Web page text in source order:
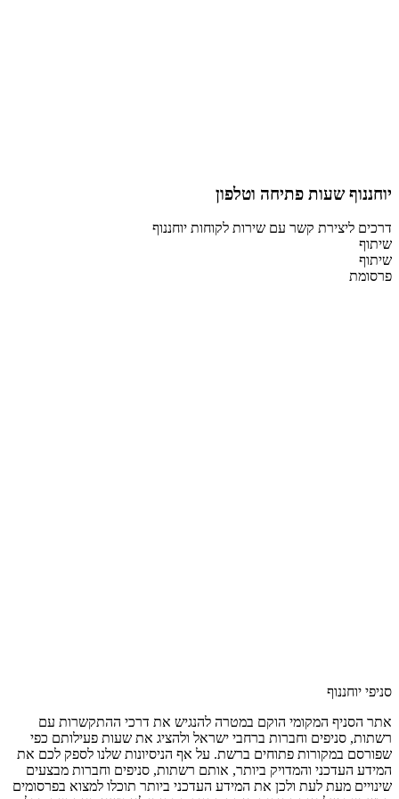
יוחננוף שעות פתיחה וטלפון
דרכים ליצירת קשר עם שירות לקוחות יוחננוף
שיתוף
שיתוף
פרסומת
סניפי יוחננוף
אתר הסניף המקומי הוקם במטרה להנגיש את דרכי ההתקשרות עם
רשתות, סניפים וחברות ברחבי ישראל ולהציג את שעות פעילותם כפי
שפורסם במקורות פתוחים ברשת. על אף הניסיונות שלנו לספק לכם את
המידע העדכני והמדויק ביותר, אותם רשתות, סניפים וחברות מבצעים
שינויים מעת לעת ולכן את המידע העדכני ביותר תוכלו למצוא בפרסומים